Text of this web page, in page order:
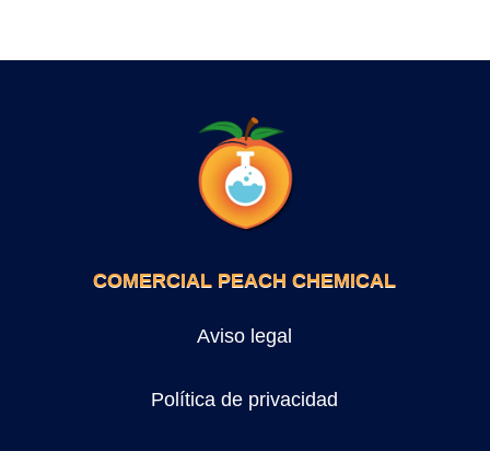
COMERCIAL PEACH CHEMICAL
Aviso legal
Política de privacidad